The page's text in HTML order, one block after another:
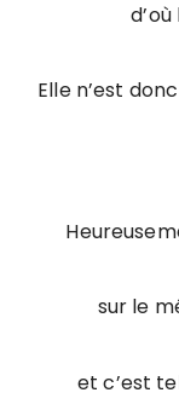
Elle n’est
sur le
et c’est